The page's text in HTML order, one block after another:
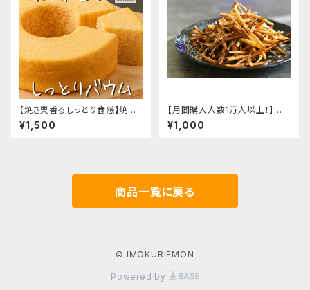
【焼き栗香るしっとり食感】焼き
栗バウムクーヘン
¥1,500
【月間購入人数1万人以上！】芋
けんぴ 200g
¥1,000
商品一覧に戻る
© IMOKURIEMON
Powered by